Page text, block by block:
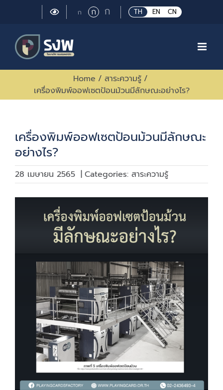
TH EN CN
กSmall
กRegular
font
ก Large
font
Home / สาระความรู้ /
เครื่องพิมพ์ออฟเซตป้อนม้วนมีลักษณะอย่างไร?
เครื่องพิมพ์ออฟเซตป้อนม้วนมีลักษณะ
อย่างไร?
28 เมษายน 2565 | Categories: สาระความรู้